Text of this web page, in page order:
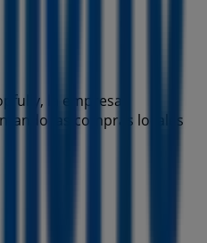
la empresa
las compras locales